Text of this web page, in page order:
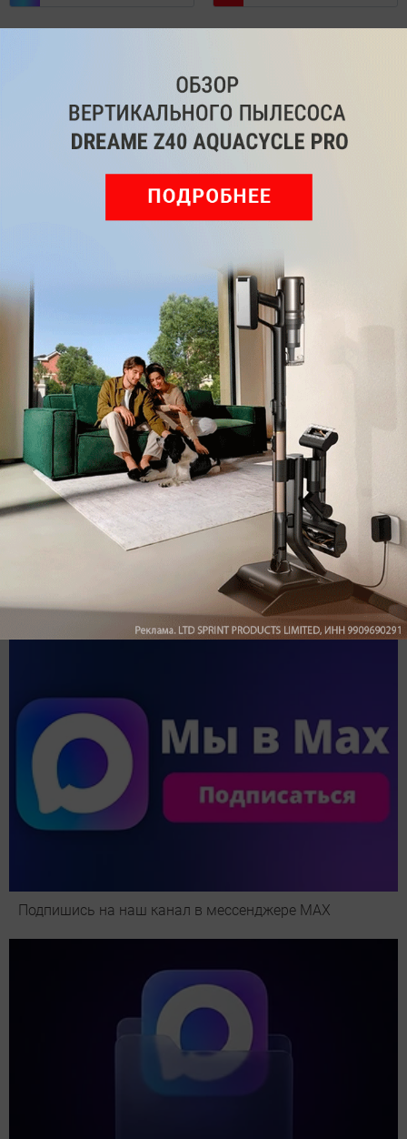
Мы знаем, вам есть что сказать!
Зарегистрируйтесь
Рекомендуем
Обзор вертикального пылесоса Dreame Z40 AquaCycle
Pro: гибкий подход к уборке
Подпишись на наш канал в мессенджере МАХ